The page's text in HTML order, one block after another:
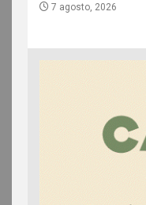
7 agosto, 2026